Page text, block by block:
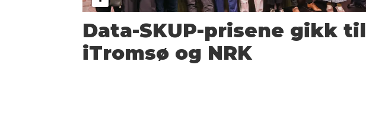
Data-SKUP-prisene gikk til
iTromsø og NRK